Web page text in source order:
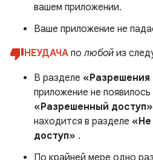
вашем приложении.
Ваше приложение не
НЕУДАЧА полюбой из
В разделе
приложение не появилось
«Разрешенный доступ»
находится в разделе
доступ» .
По крайней мере одно